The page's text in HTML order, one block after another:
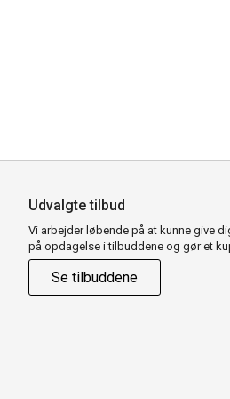
Udvalgte tilbud
Vi arbejder løbende på at kunne give
på opdagelse i tilbuddene og gør et
Se tilbuddene